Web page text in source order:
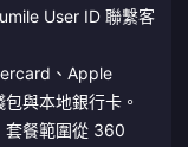
User ID 聯繫客
、Apple
與本地銀行卡。
套餐範圍從 360